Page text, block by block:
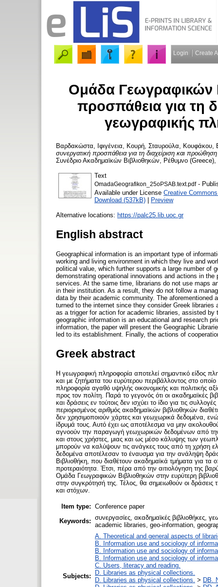
Login Create
Ομάδα Γεωγραφικών
προσπάθεια για τη
γεωγραφικής
Βαρδακώστα, Ιφιγένεια Κουρή, Σταυρούλα
Κουφάκου,
συνεργατική προσπάθεια για τη διαχείριση και
Συνέδριο Ακαδημαϊκών Βιβλιοθηκών, Ρέθυμνο
Text
OmadaGeografikon_25oPSAB.text.pdf-
Available under License Creative
Download (537kB) | Preview
Alternative locations: https://palc25.lib.uoc.gr
English abstract
Geographical information is an important type of
working and living environment in which they live and
political value, which further supports a large number of
demonstrating operational innovations and actions in
services. At the same time, librarians do not use maps
in their institution. As a result, they do not follow a
data by their academic community. The aforementioned
turned to the internet since they consider Greek
as a trigger for action for academic libraries, assisted
geographic information is an educational and research
information, the paper will present the Geographic
led to its establishment. Finally, the actions of
Greek abstract
Η γεωγραφική πληροφορία αποτελεί σημαντικό είδος
και με ζητήματα του ευρύτερου περιβάλλοντος στο
πληροφορία αγαθό υψηλής οικονομικής και πολιτικής
προς τον πολίτη. Παρά το γεγονός ότι οι ακαδημαϊκές
και δράσεις εν τούτοις δεν ισχύει το ίδιο για τις
περιορισμένος αριθμός ακαδημαϊκών βιβλιοθηκών
δεν χρησιμοποιούν χάρτες και γεωχωρικά δεδομένα,
ίδρυμά τους. Αυτό έχει ως αποτέλεσμα να μην
αγνοούν την παραγωγή γεωχωρικών δεδομένων από
και στους χρήστες, μιας και ως μέσο κάλυψης των
μπορούν να καλύψουν τις ανάγκες τους από τη χρήση
δεδομένα αποτέλεσαν το έναυσμα για την ανάληψη
Βιβλιοθήκη, που διαθέτουν ακαδημαϊκά τμήματα για τα
προτεραιότητα. Έτσι, πέρα από την αιτιολόγηση της
Ομάδα Γεωγραφικών Βιβλιοθηκών στην ευρύτερη
στην συγκρότησή της. Τέλος, θα σημειωθούν οι
και στόχων.
Item type: Conference paper
Keywords: συνεργασίες, ακαδημαϊκές βιβλιοθήκες,
academic libraries, geo-information,
Subjects:
A. Theoretical and general aspects of
B. Information use and sociology of
B. Information use and sociology of
B. Information use and sociology of
C. Users, literacy and reading.
D. Libraries as physical collections.
D. Libraries as physical collections. > DB.